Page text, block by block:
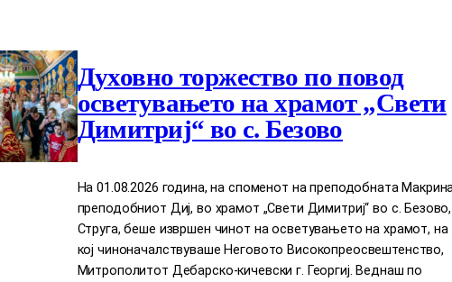
Духовно торжество по повод
осветувањето на храмот „Свети
Димитриј“ во с. Безово
На 01.08.2026 година, на споменот на преподобната
преподобниот Диј, во храмот „Свети Димитриј“ во с. Безово,
Струга, беше извршен чинот на осветувањето на храмот, на
кој чиноначалствуваше Неговото Високопреосвештенство,
Митрополитот Дебарско-кичевски г. Георгиј. Веднаш по